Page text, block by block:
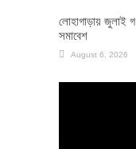
লোহাগাড়ায় জুলাই
সমাবেশ
August 6, 2026